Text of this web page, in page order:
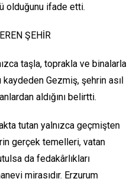
olduğunu ifade etti.
ŞEHİR
taşla, toprakla ve binalarla
kaydeden Gezmiş, şehrin asıl
aldığını belirtti.
tutan yalnızca geçmişten
gerçek temelleri, vatan
da fedakârlıkları
mirasıdır. Erzurum